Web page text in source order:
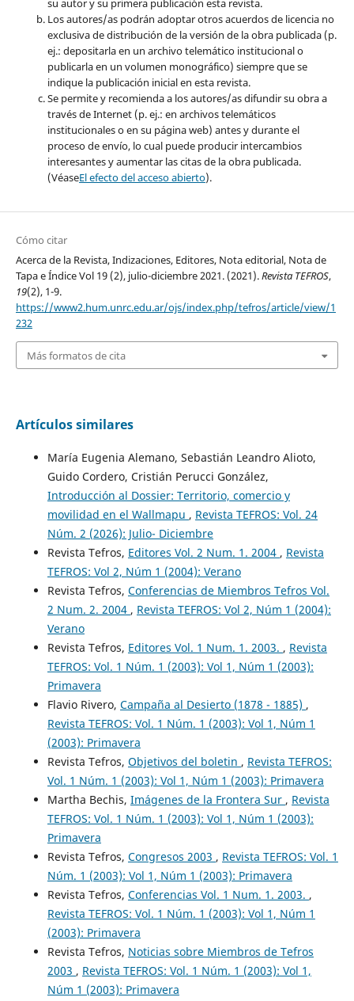
su autor y su primera publicación esta revista.
Los autores/as podrán adoptar otros acuerdos de licencia no
exclusiva de distribución de la versión de la obra publicada (p.
ej.: depositarla en un archivo telemático institucional o
publicarla en un volumen monográfico) siempre que se
indique la publicación inicial en esta revista.
Se permite y recomienda a los autores/as difundir su obra a
través de Internet (p. ej.: en archivos telemáticos
institucionales o en su página web) antes y durante el
proceso de envío, lo cual puede producir intercambios
interesantes y aumentar las citas de la obra publicada.
(VéaseEl efecto del acceso abierto).
Cómo citar
Acerca de la Revista, Indizaciones, Editores, Nota editorial, Nota de
Tapa e Índice Vol 19 (2), julio-diciembre 2021. (2021).Revista TEFROS,
19(2), 1-9.
https://www2.hum.unrc.edu.ar/ojs/index.php/tefros/article/view/1
232
Más formatos de cita
Artículos similares
María Eugenia Alemano, Sebastián Leandro Alioto,
Guido Cordero, Cristián Perucci González,
Introducción al Dossier: Territorio, comercio y
movilidad en el Wallmapu , Revista TEFROS: Vol. 24
Núm. 2 (2026): Julio- Diciembre
Revista Tefros, Editores Vol. 2 Num. 1. 2004 , Revista
TEFROS: Vol 2, Núm 1 (2004): Verano
Revista Tefros, Conferencias de Miembros Tefros Vol.
2 Num. 2. 2004 , Revista TEFROS: Vol 2, Núm 1 (2004):
Verano
Revista Tefros, Editores Vol. 1 Num. 1. 2003. , Revista
TEFROS: Vol. 1 Núm. 1 (2003): Vol 1, Núm 1 (2003):
Primavera
Flavio Rivero, Campaña al Desierto (1878 - 1885) ,
Revista TEFROS: Vol. 1 Núm. 1 (2003): Vol 1, Núm 1
(2003): Primavera
Revista Tefros, Objetivos del boletin , Revista TEFROS:
Vol. 1 Núm. 1 (2003): Vol 1, Núm 1 (2003): Primavera
Martha Bechis, Imágenes de la Frontera Sur , Revista
TEFROS: Vol. 1 Núm. 1 (2003): Vol 1, Núm 1 (2003):
Primavera
Revista Tefros, Congresos 2003 , Revista TEFROS: Vol. 1
Núm. 1 (2003): Vol 1, Núm 1 (2003): Primavera
Revista Tefros, Conferencias Vol. 1 Num. 1. 2003. ,
Revista TEFROS: Vol. 1 Núm. 1 (2003): Vol 1, Núm 1
(2003): Primavera
Revista Tefros, Noticias sobre Miembros de Tefros
2003 , Revista TEFROS: Vol. 1 Núm. 1 (2003): Vol 1,
Núm 1 (2003): Primavera